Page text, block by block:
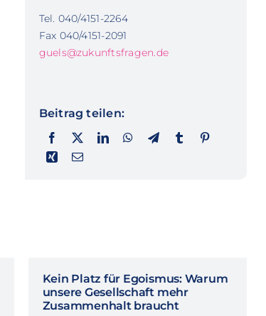
Tel. 040/4151-2264
Fax 040/4151-2091
guels@zukunftsfragen.de
Beitrag teilen:
Kein Platz für Egoismus: Warum
unsere Gesellschaft mehr
Zusammenhalt braucht